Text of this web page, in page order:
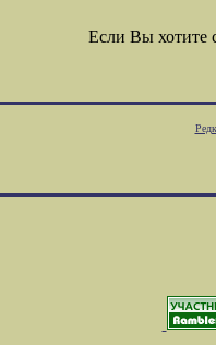
Если Вы хотите